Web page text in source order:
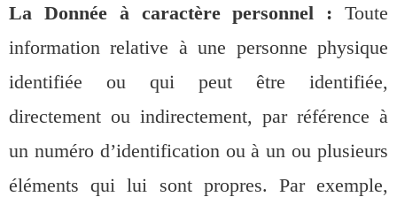
La Donnée à caractère personnel : Toute
information relative à une personne physique
identifiée ou qui peut être identifiée,
directement ou indirectement, par référence à
un numéro d’identification ou à un ou plusieurs
éléments qui lui sont propres. Par exemple,